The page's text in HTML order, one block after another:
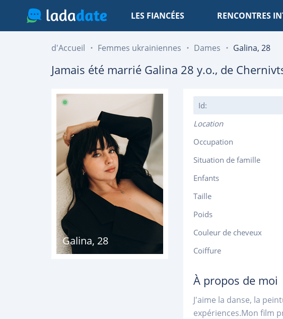
LES FIANCÉES RENCONTRES
d'Accueil Femmes ukrainiennes Dames Galina, 28
Jamais été marrié Galina 28 y.o., de
Galina, 28
Id:
Location
Occupation
Situation de famille
Enfants
Taille
Poids
Couleur de cheveux
Coiffure
À propos de moi
J'aime la danse, la
expériences.Mon film